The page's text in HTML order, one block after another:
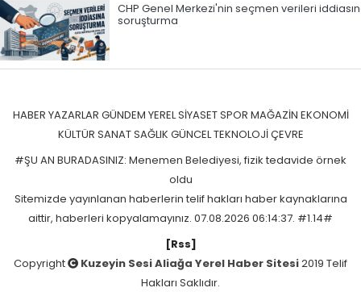
CHP Genel Merkezi'nin seçmen verileri
soruşturma
HABER YAZARLAR GÜNDEM YERELSİYASETSPOR MAĞAZİN EKONOMİ
KÜLTÜR SANATSAĞLIK GÜNCELTEKNOLOJİÇEVRE
#ŞU AN BURADASINIZ: Menemen Belediyesi, fizik tedavide örnek
oldu
Sitemizde yayınlanan haberlerin telif hakları haber kaynaklarına
aittir, haberleri kopyalamayınız. 07.08.2026 06:14:37. #1.14#
[Rss]
Copyright
Kuzeyin Sesi Aliağa Yerel Haber Sitesi2019 Telif
Hakları Saklıdır.